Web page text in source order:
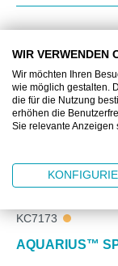
KC7173
AQUARIUS™
WIR VERWENDEN
Wir möchten Ihren
wie möglich gestalten.
die für die Nutzung
erhöhen die
Sie relevante Anzeigen